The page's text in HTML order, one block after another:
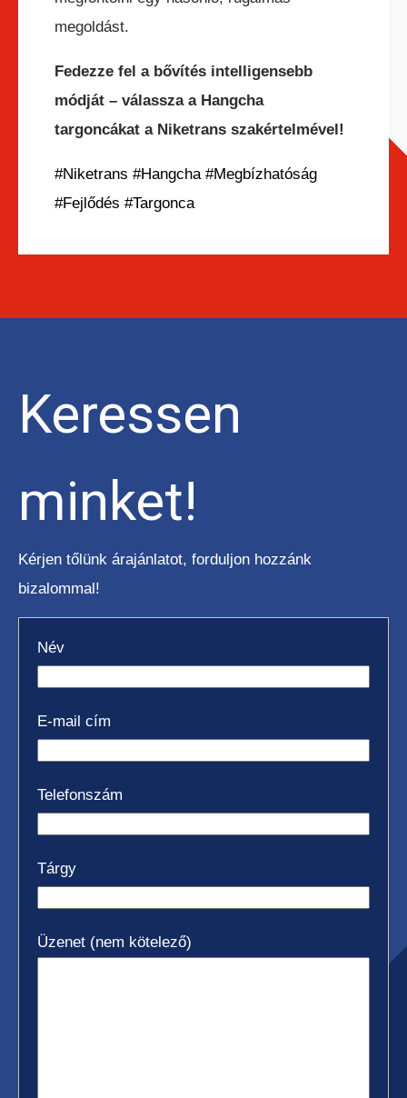
BÉRELHETŐ TARGONCÁK
AKCIÓS
megoldást.
Fedezze fel a bővítés intelligensebb
módját – válassza a Hangcha
targoncákat a Niketrans szakértelmével!
#Niketrans #Hangcha #Megbízhatóság
#Fejlődés #Targonca
Keressen
minket!
Kérjen tőlünk árajánlatot, forduljon hozzánk
bizalommal!
Név
E-mail cím
Telefonszám
Tárgy
Üzenet (nem kötelező)